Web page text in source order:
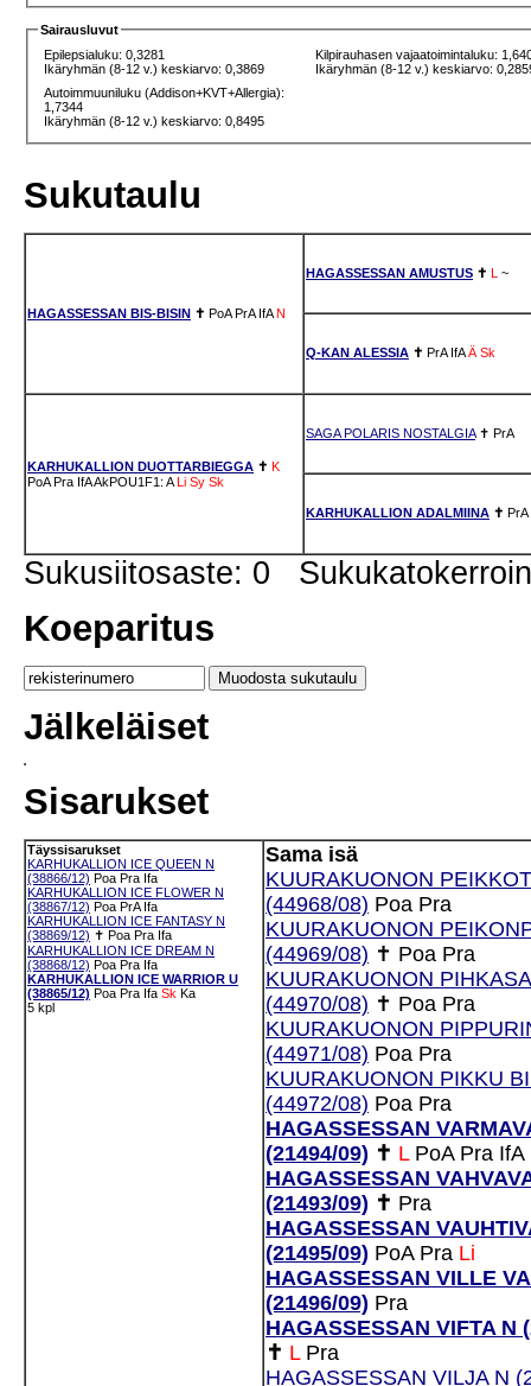
Sairausluvut
Epilepsialuku: 0,3281
Ikäryhmän (8-12 v.) keskiarvo: 0,3869
Kilpirauhasen vajaatoimintaluku:
Ikäryhmän (8-12 v.) keskiarvo:
Autoimmuuniluku (Addison+KVT+Allergia):
1,7344
Ikäryhmän (8-12 v.) keskiarvo: 0,8495
Sukutaulu
HAGASSESSAN BIS-BISIN ✝ PoA PrA IfA N
HAGASSESSAN AMUSTUS ✝ L ~
Q-KAN ALESSIA ✝ PrA IfA Ä Sk
KARHUKALLION DUOTTARBIEGGA ✝ K
PoA Pra IfAAkPOU1F1: A Li Sy Sk
SAGA POLARIS NOSTALGIA✝ PrA
KARHUKALLION ADALMIINA ✝ PrA
Sukusiitosaste: 0
Koeparitus
Jälkeläiset
Sisarukset
Täyssisarukset
KARHUKALLION ICE QUEEN N
(38866/12) Poa Pra Ifa
KARHUKALLION ICE FLOWER N
(38867/12) Poa PrA Ifa
KARHUKALLION ICE FANTASY N
(38869/12) ✝ Poa Pra Ifa
KARHUKALLION ICE DREAM N
(38868/12) Poa Pra Ifa
KARHUKALLION ICE WARRIOR U
(38865/12) Poa Pra Ifa Sk Ka
5 kpl
Sama isä
KUURAKUONON
(44968/08) Poa Pra
KUURAKUONON
(44969/08) ✝ Poa Pra
KUURAKUONON
(44970/08) ✝ Poa Pra
KUURAKUONON
(44971/08) Poa Pra
KUURAKUONON PIKKU
(44972/08) Poa Pra
HAGASSESSAN
(21494/09) ✝ L PoA Pra IfA
HAGASSESSAN
(21493/09) ✝ Pra
HAGASSESSAN
(21495/09) PoA Pra Li
HAGASSESSAN VILLE
(21496/09) Pra
HAGASSESSAN VIFTA N
✝ L Pra
HAGASSESSAN VILJA N